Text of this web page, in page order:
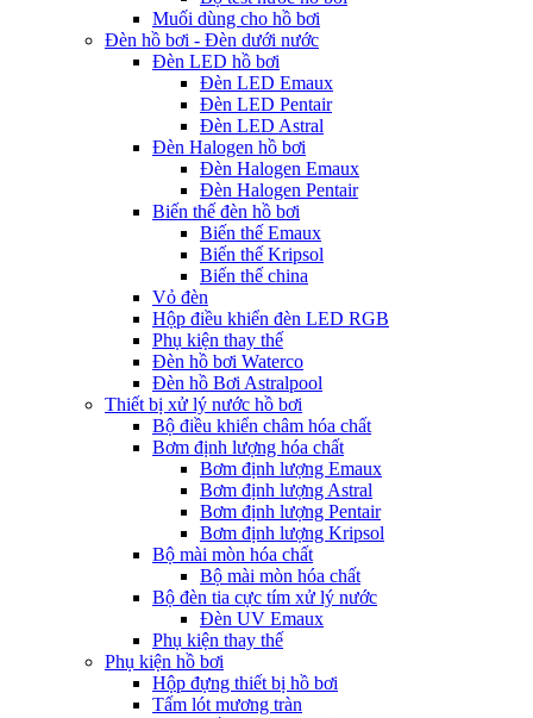
Muối dùng cho hồ bơi
Đèn hồ bơi - Đèn dưới nước
Đèn LED hồ bơi
Đèn LED Emaux
Đèn LED Pentair
Đèn LED Astral
Đèn Halogen hồ bơi
Đèn Halogen Emaux
Đèn Halogen Pentair
Biến thế đèn hồ bơi
Biến thế Emaux
Biến thế Kripsol
Biến thế china
Vỏ đèn
Hộp điều khiển đèn LED RGB
Phụ kiện thay thế
Đèn hồ bơi Waterco
Đèn hồ Bơi Astralpool
Thiết bị xử lý nước hồ bơi
Bộ điều khiển châm hóa chất
Bơm định lượng hóa chất
Bơm định lượng Emaux
Bơm định lượng Astral
Bơm định lượng Pentair
Bơm định lượng Kripsol
Bộ mài mòn hóa chất
Bộ mài mòn hóa chất
Bộ đèn tia cực tím xử lý nước
Đèn UV Emaux
Phụ kiện thay thế
Phụ kiện hồ bơi
Hộp đựng thiết bị hồ bơi
Tấm lót mương tràn